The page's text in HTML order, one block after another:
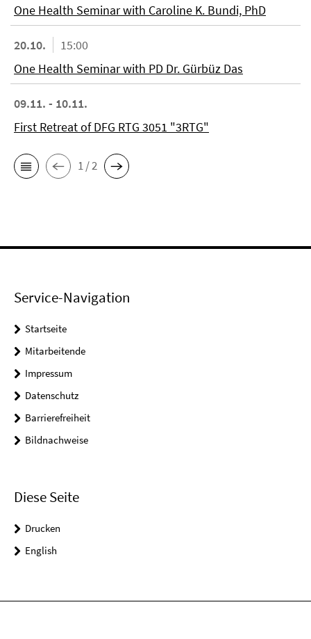
One Health Seminar with Caroline K. Bundi, PhD
20.10.
15:00
One Health Seminar with PD Dr. Gürbüz Das
09.11. - 10.11.
First Retreat of DFG RTG 3051 "3RTG"
1 / 2
Service-Navigation
Startseite
Mitarbeitende
Impressum
Datenschutz
Barrierefreiheit
Bildnachweise
Diese Seite
Drucken
English